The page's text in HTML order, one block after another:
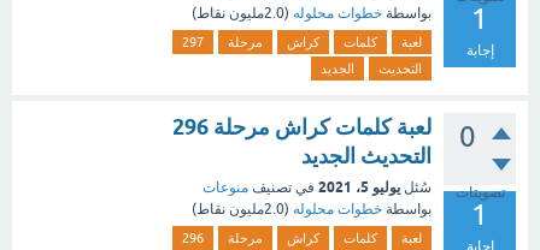
1
إجابة
بواسطة خطوات محلوله (2.0مليون نقاط)
لعبة كلمات كراش مرحلة
297
التحديث
الجديد
0
تصويتات
1
إجابة
لعبة كلمات كراش مرحلة 296
التحديث الجديد
سُئل يوليو 5، 2021 في تصنيف منوعات
بواسطة خطوات محلوله (2.0مليون نقاط)
لعبة كلمات كراش مرحلة 296